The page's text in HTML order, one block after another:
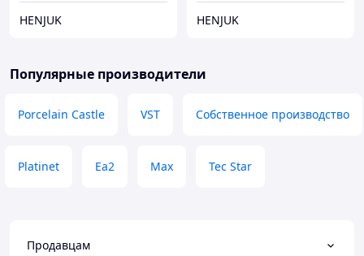
HENJUK HENJUK
Популярные производители
Porcelain Castle VST Собственное производство
Platinet Ea2 Max Tec Star
Продавцам